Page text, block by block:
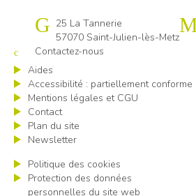
Cap emploi 57
25 La Tannerie
57070 Saint-Julien-lès-Metz
Contactez-nous
Aides
Accessibilité : partiellement conforme
Mentions légales et CGU
Contact
Plan du site
Newsletter
Politique des cookies
Protection des données
personnelles du site web